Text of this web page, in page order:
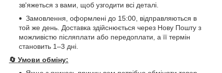
зв'яжеться з вами, щоб узгодити всі деталі.
Замовлення, оформлені до 15:00, відправляються в
той же день. Доставка здійснюється через Нову Пошту з
можливістю післяплати або передоплати, а її термін
становить 1–3 дні.
🔄 Умови обміну: